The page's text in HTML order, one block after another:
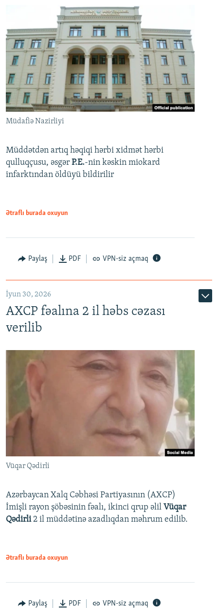
Müdafiə Nazirliyi
Müddətdən artıq həqiqi hərbi xidmət hərbi
qulluqçusu, əsgər P.E.-nin kəskin miokard
infarktından öldüyü bildirilir
Ətraflı burada oxuyun
Paylaş PDF VPN-siz açmaq
İyun 30, 2026
AXCP fəalına 2 il həbs cəzası
verilib
Vüqar Qədirli
Azərbaycan Xalq Cəbhəsi Partiyasının (AXCP)
İmişli rayon şöbəsinin fəalı, ikinci qrup əlil Vüqar
Qədirli2 il müddətinə azadlıqdan məhrum edilib.
Ətraflı burada oxuyun
Paylaş PDF VPN-siz açmaq